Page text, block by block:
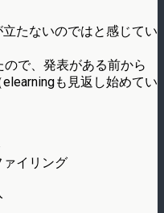
たないのではと感じてい
で、発表がある前から
も見返し始めてい
イリング